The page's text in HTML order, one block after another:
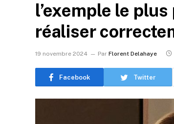
l’exemple le
réaliser
19 novembre 2024 Par Florent Delahaye
Facebook Twitter